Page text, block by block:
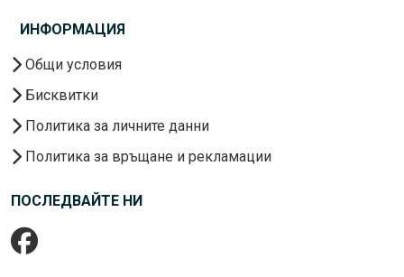
ИНФОРМАЦИЯ
Общи условия
Бисквитки
Политика за личните данни
Политика за връщане и рекламации
ПОСЛЕДВАЙТЕ НИ